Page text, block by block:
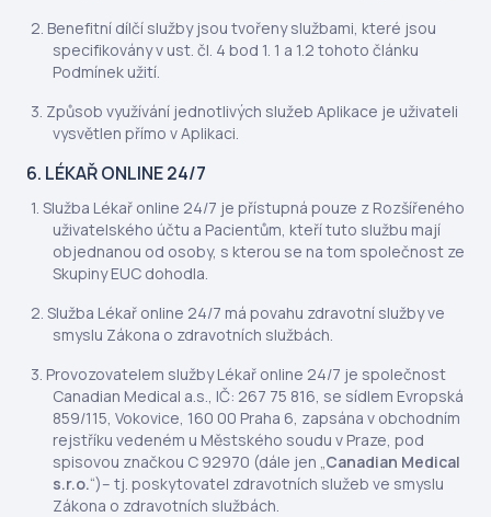
Benefitní dílčí služby jsou tvořeny službami, které jsou
specifikovány v ust. čl. 4 bod 1. 1 a 1.2 tohoto článku
Podmínek užití.
Způsob využívání jednotlivých služeb Aplikace je uživateli
vysvětlen přímo v Aplikaci.
6. LÉKAŘ ONLINE 24/7
Služba Lékař online 24/7 je přístupná pouze z Rozšířeného
uživatelského účtu a Pacientům, kteří tuto službu mají
objednanou od osoby, s kterou se na tom společnost ze
Skupiny EUC dohodla.
Služba Lékař online 24/7 má povahu zdravotní služby ve
smyslu Zákona o zdravotních službách.
Provozovatelem služby Lékař online 24/7 je společnost
Canadian Medical a.s., IČ: 267 75 816, se sídlem Evropská
859/115, Vokovice, 160 00 Praha 6, zapsána v obchodním
rejstříku vedeném u Městského soudu v Praze, pod
spisovou značkou C 92970 (dále jen „Canadian Medical
s.r.o.“)– tj. poskytovatel zdravotních služeb ve smyslu
Zákona o zdravotních službách.